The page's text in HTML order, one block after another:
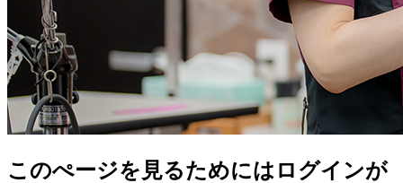
このぺージを見るためにはログインが